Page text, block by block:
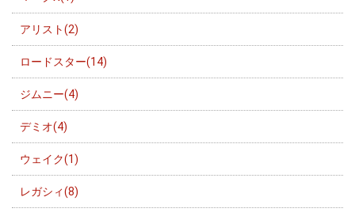
アリスト(2)
ロードスター(14)
ジムニー(4)
デミオ(4)
ウェイク(1)
レガシィ(8)